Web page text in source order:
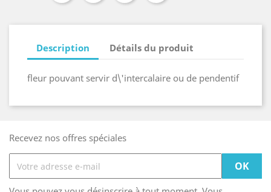
Description Détails du produit
fleur pouvant servir d\'intercalaire ou de pendentif
Recevez nos offres spéciales